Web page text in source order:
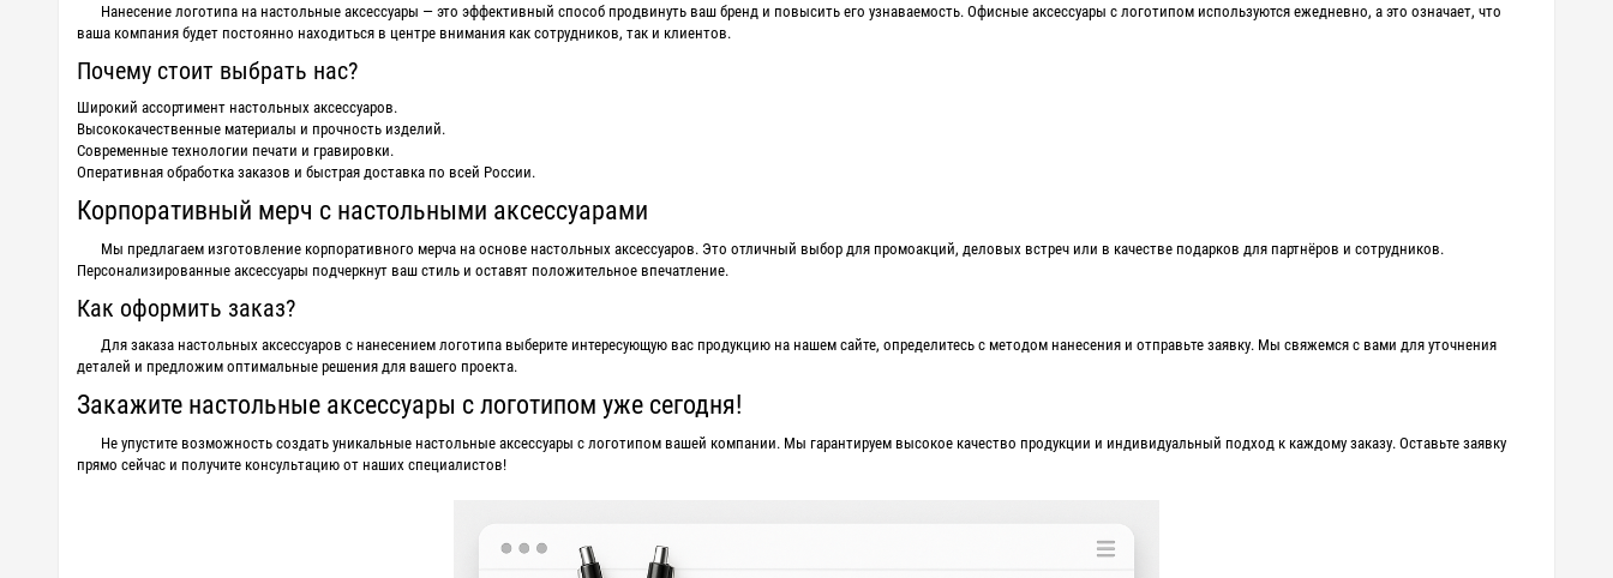
Нанесение логотипа на настольные аксессуары — это эффективный способ продвинуть ваш бренд и повысить его узнаваемость. Офисные аксессуары с логотипом используются ежедневно, а это означает, что
ваша компания будет постоянно находиться в центре внимания как сотрудников, так и клиентов.
Почему стоит выбрать нас?
Широкий ассортимент настольных аксессуаров.
Высококачественные материалы и прочность изделий.
Современные технологии печати и гравировки.
Оперативная обработка заказов и быстрая доставка по всей России.
Корпоративный мерч с настольными аксессуарами
Мы предлагаем изготовление корпоративного мерча на основе настольных аксессуаров. Это отличный выбор для промоакций, деловых встреч или в качестве подарков для партнёров и сотрудников.
Персонализированные аксессуары подчеркнут ваш стиль и оставят положительное впечатление.
Как оформить заказ?
Для заказа настольных аксессуаров с нанесением логотипа выберите интересующую вас продукцию на нашем сайте, определитесь с методом нанесения и отправьте заявку. Мы свяжемся с вами для уточнения
деталей и предложим оптимальные решения для вашего проекта.
Закажите настольные аксессуары с логотипом уже сегодня!
Не упустите возможность создать уникальные настольные аксессуары с логотипом вашей компании. Мы гарантируем высокое качество продукции и индивидуальный подход к каждому заказу. Оставьте заявку
прямо сейчас и получите консультацию от наших специалистов!